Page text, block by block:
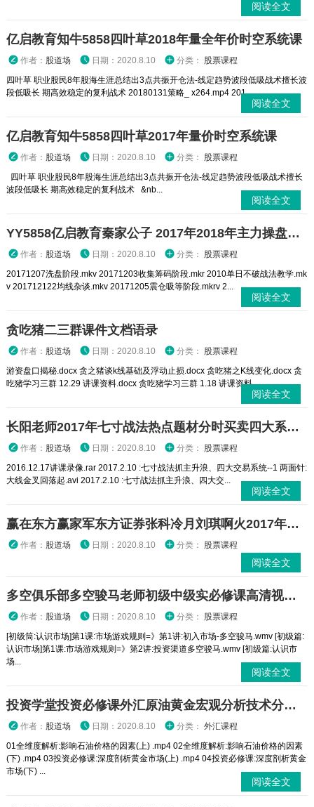
阅读全文
亿启教育知牛5858四叶草2018年量全年价时空系统课
作者： 股道场 日期：2020.8.10 分类： 股票课程
四叶草 职业股民8年股海生涯总结出3点共振开仓法-线定趋势波段低吸战术擅长波
段低吸长 期高效稳定的复利战术 20180131策略_ x264.mp4 201...
阅读全文
亿启教育知牛5858四叶草2017年量价时空系统课
作者： 股道场 日期：2020.8.10 分类： 股票课程
四叶草 职业股民8年股海生涯总结出3点共振开仓法-线定趋势波段低吸战术擅长
波段低吸长 期高效稳定的复利战术 &nb...
阅读全文
YY5858亿启教育秦家公子 2017年2018年主力操盘全过程指标高清视频
作者： 股道场 日期：2020.8.10 分类： 股票课程
20171207洗盘阶段.mkv 20171203收集筹码阶段.mkr 2010单日不破战法教学.mk
v 201712122均线杂谈.mkv 20171205震仓吸等阶段.mkrv 2...
阅读全文
贪吃猪二三群课件文档语录
作者： 股道场 日期：2020.8.10 分类： 股票课程
游资盘口揭秘.docx 贪之猪谈k线基础及浮动止损.docx 贪吃猪之K线变化.docx 贪
吃猪学习三群 12.29 讲课资料.docx 贪吃猪学习三群 1.18 讲课资料...
阅读全文
长阳老师2017年七寸战法热点题材分时买卖四大系统视频课程
作者： 股道场 日期：2020.8.10 分类： 股票课程
2016.12.17讲课录像.rar 2017.2.10 :七寸战法抓主升浪、四大交易系统--1 两面针:
大线金叉回落起.avi 2017.2.10 :七寸战法抓主升浪、四大交...
阅读全文
赢在东方赢家军东方证券张科冷月刘琪啊火2017年视频课程
作者： 股道场 日期：2020.8.10 分类： 股票课程
阅读全文
多空俱乐部多空骏马老师初级中级实必修课高清视频课程
作者： 股道场 日期：2020.8.10 分类： 股票课程
[初级筒:认识市场]第1课:市场游戏规则=》第1讲:初入市场-多空骏马.wmv [初级篇:
认识市场]第1课:市场游戏规则=》第2讲:投资渠道多空骏马.wmv [初级篇:认识市
场...
阅读全文
投资学堂投资必修课外汇原油黄金宏观分析技术分析高清视频
作者： 股道场 日期：2020.8.10 分类： 外汇课程
01全维度解析:影响石油价格的因素(上) .mp4 02全维度解析:影响石油价格的因素
(下) .mp4 03投资必修课:深度剖析黄金市场(上) .mp4 04投资必修课:深度剖析黄金
市场(下) ...
阅读全文